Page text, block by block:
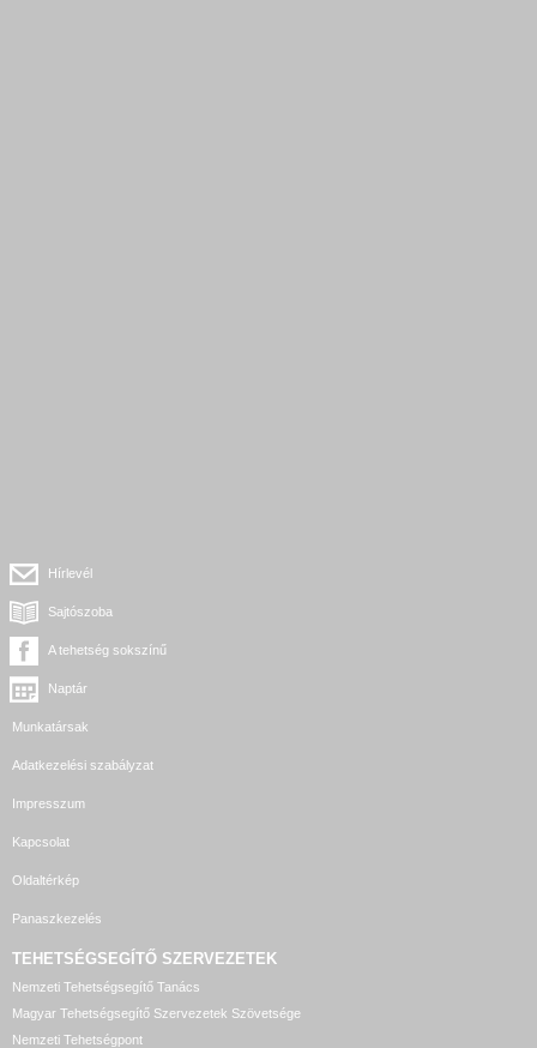
Hírlevél
Sajtószoba
A tehetség sokszínű
Naptár
Munkatársak
Adatkezelési szabályzat
Impresszum
Kapcsolat
Oldaltérkép
Panaszkezelés
TEHETSÉGSEGÍTŐ SZERVEZETEK
Nemzeti Tehetségsegítő Tanács
Magyar Tehetségsegítő Szervezetek Szövetsége
Nemzeti Tehetségpont